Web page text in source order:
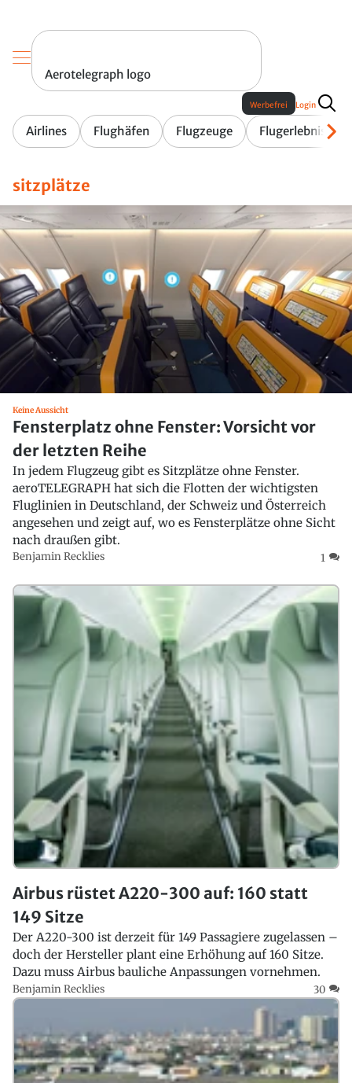
Aerotelegraph logo
Airlines Flughäfen Flugzeuge Flugerlebnis
Werbefrei Login
sitzplätze
Keine Aussicht
Fensterplatz ohne Fenster: Vorsicht vor
der letzten Reihe
In jedem Flugzeug gibt es Sitzplätze ohne Fenster.
aeroTELEGRAPH hat sich die Flotten der wichtigsten
Fluglinien in Deutschland, der Schweiz und Österreich
angesehen und zeigt auf, wo es Fensterplätze ohne Sicht
nach draußen gibt.
Benjamin Recklies 1
Airbus rüstet A220-300 auf: 160 statt
149 Sitze
Der A220-300 ist derzeit für 149 Passagiere zugelassen –
doch der Hersteller plant eine Erhöhung auf 160 Sitze.
Dazu muss Airbus bauliche Anpassungen vornehmen.
Benjamin Recklies 30